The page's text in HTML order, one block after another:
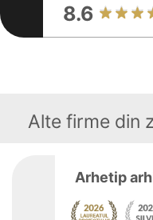
8.6
Alte firme din
Arhetip